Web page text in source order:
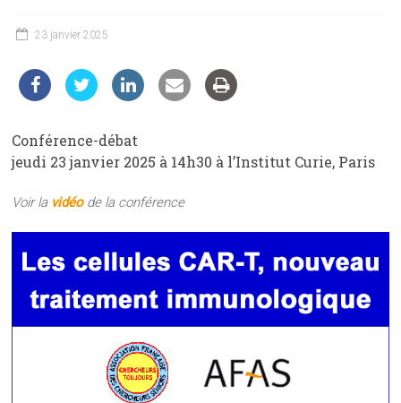
du
23 janvier 2025
Conférence-débat
jeudi 23 janvier 2025 à 14h30 à l’Institut Curie, Paris
Voir la vidéode la conférence